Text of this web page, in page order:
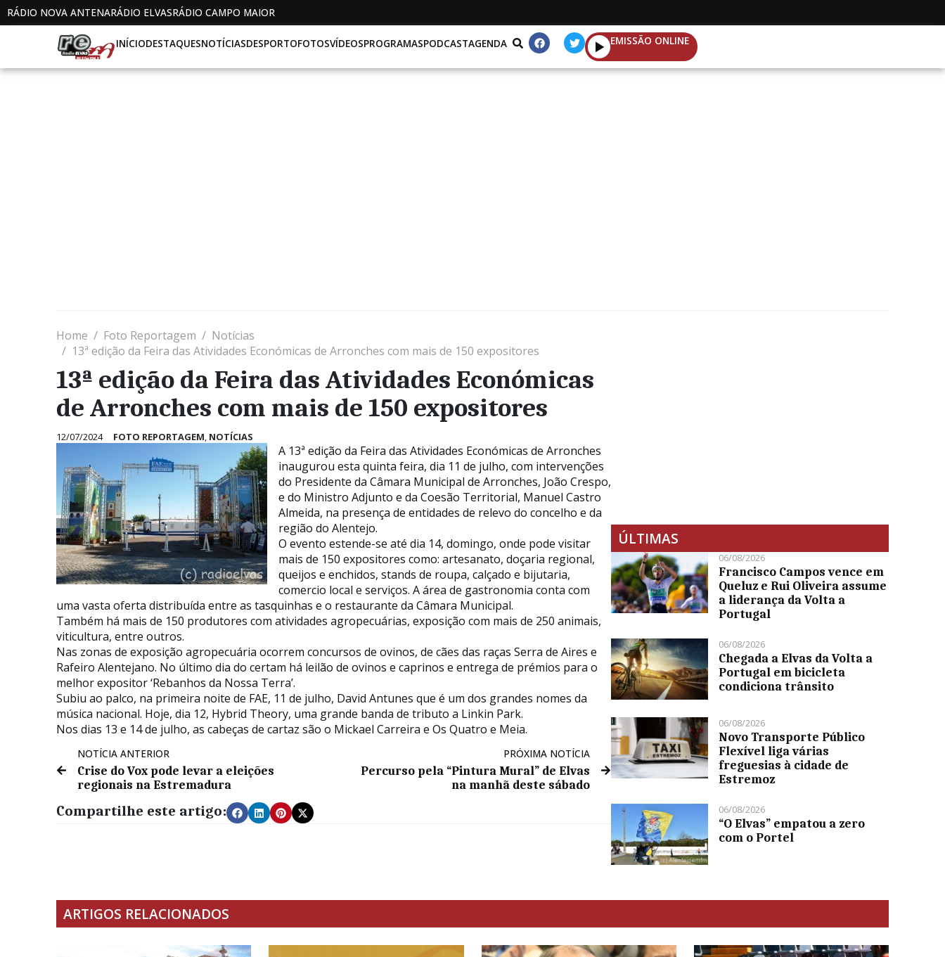
RÁDIO NOVA ANTENARÁDIO ELVASRÁDIO CAMPO MAIOR
INÍCIODESTAQUESNOTÍCIASDESPORTOFOTOSVÍDEOSPROGRAMASPODCASTAGENDA EMISSÃO ONLINE
Home Foto Reportagem
Notícias
13ª edição da Feira das Atividades Económicas de Arronches com mais de 150 expositores
13ª edição da Feira das Atividades Económicas
de Arronches com mais de 150 expositores
12/07/2024 FOTO REPORTAGEM, NOTÍCIAS
A 13ª edição da Feira das Atividades Económicas de Arronches
inaugurou esta quinta feira, dia 11 de julho, com intervenções
do Presidente da Câmara Municipal de Arronches, João Crespo,
e do Ministro Adjunto e da Coesão Territorial, Manuel Castro
Almeida, na presença de entidades de relevo do concelho e da
região do Alentejo.
O evento estende-se até dia 14, domingo, onde pode visitar
mais de 150 expositores como: artesanato, doçaria regional,
queijos e enchidos, stands de roupa, calçado e bijutaria,
comercio local e serviços. A área de gastronomia conta com
uma vasta oferta distribuída entre as tasquinhas e o restaurante da Câmara Municipal.
Também há mais de 150 produtores com atividades agropecuárias, exposição com mais de 250 animais,
viticultura, entre outros.
Nas zonas de exposição agropecuária ocorrem concursos de ovinos, de cães das raças Serra de Aires e
Rafeiro Alentejano. No último dia do certam há leilão de ovinos e caprinos e entrega de prémios para o
melhor expositor ‘Rebanhos da Nossa Terra’.
Subiu ao palco, na primeira noite de FAE, 11 de julho, David Antunes que é um dos grandes nomes da
música nacional. Hoje, dia 12, Hybrid Theory, uma grande banda de tributo a Linkin Park.
Nos dias 13 e 14 de julho, as cabeças de cartaz são o Mickael Carreira e Os Quatro e Meia.
NOTÍCIA ANTERIOR
Crise do Vox pode levar a eleições
regionais na Estremadura
PRÓXIMA NOTÍCIA
Percurso pela “Pintura Mural” de Elvas
na manhã deste sábado
Compartilhe este artigo:
ÚLTIMAS
06/08/2026
Francisco Campos vence em
Queluz e Rui Oliveira assume
a liderança da Volta a
Portugal
06/08/2026
Chegada a Elvas da Volta a
Portugal em bicicleta
condiciona trânsito
06/08/2026
Novo Transporte Público
Flexível liga várias
freguesias à cidade de
Estremoz
06/08/2026
“O Elvas” empatou a zero
com o Portel
ARTIGOS RELACIONADOS